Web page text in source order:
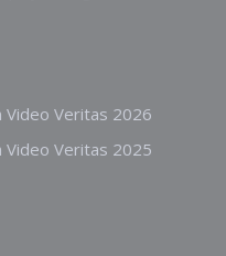
Video Veritas 2026
Video Veritas 2025